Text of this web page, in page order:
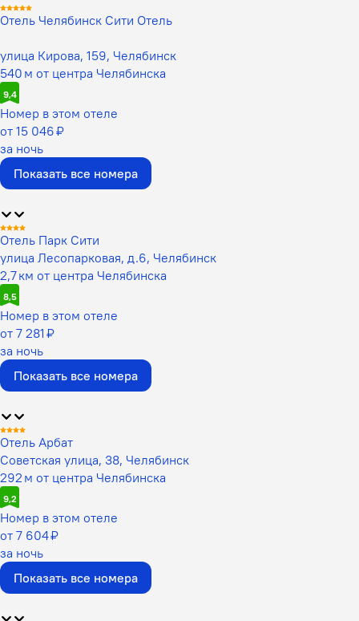
Отель Челябинск Сити Отель
улица Кирова, 159, Челябинск
540 м от центра Челябинска
9,4
Номер в этом отеле
от 15 046 ₽
за ночь
Показать все номера
Отель Парк Сити
улица Лесопарковая, д.6, Челябинск
2,7 км от центра Челябинска
8,5
Номер в этом отеле
от 7 281 ₽
за ночь
Показать все номера
Отель Арбат
Советская улица, 38, Челябинск
292 м от центра Челябинска
9,2
Номер в этом отеле
от 7 604 ₽
за ночь
Показать все номера